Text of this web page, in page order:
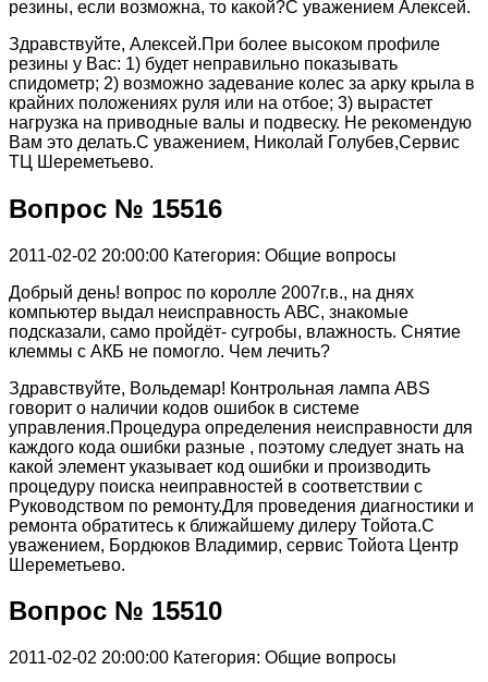
резины, если возможна, то какой?С уважением Алексей.
Здравствуйте, Алексей.При более высоком профиле
резины у Вас: 1) будет неправильно показывать
спидометр; 2) возможно задевание колес за арку крыла в
крайних положениях руля или на отбое; 3) вырастет
нагрузка на приводные валы и подвеску. Не рекомендую
Вам это делать.С уважением, Николай Голубев,Сервис
ТЦ Шереметьево.
Вопрос № 15516
2011-02-02 20:00:00 Категория: Общие вопросы
Добрый день! вопрос по королле 2007г.в., на днях
компьютер выдал неисправность АВС, знакомые
подсказали, само пройдёт- сугробы, влажность. Снятие
клеммы с АКБ не помогло. Чем лечить?
Здравствуйте, Вольдемар! Контрольная лампа АВS
говорит о наличии кодов ошибок в системе
управления.Процедура определения неисправности для
каждого кода ошибки разные , поэтому следует знать на
какой элемент указывает код ошибки и производить
процедуру поиска неиправностей в соответствии с
Руководством по ремонту.Для проведения диагностики и
ремонта обратитесь к ближайшему дилеру Тойота.С
уважением, Бордюков Владимир, сервис Тойота Центр
Шереметьево.
Вопрос № 15510
2011-02-02 20:00:00 Категория: Общие вопросы